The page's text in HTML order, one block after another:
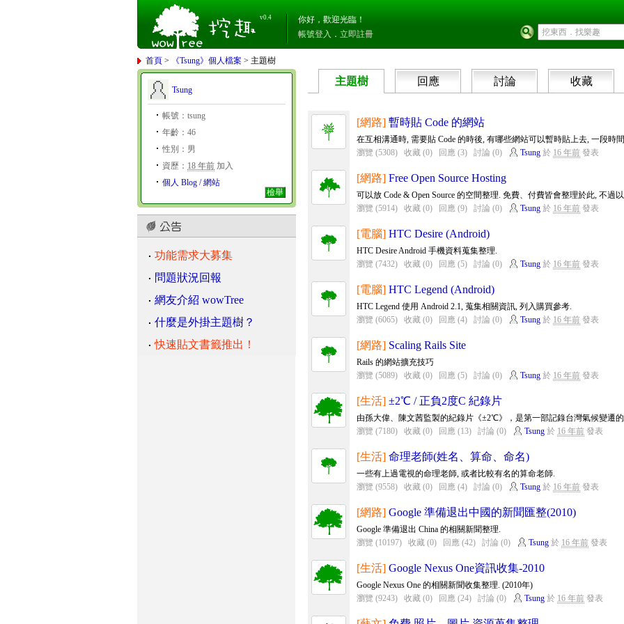
v0.4
你好，歡迎光臨！
帳號登入 ． 立即註冊
首頁 > 《Tsung》個人檔案 > 主題樹
Tsung
帳號：tsung
年齡：46
性別：男
資歷： 18 年前 加入
個人 Blog / 網站
檢舉
功能需求大募集
問題狀況回報
網友介紹 wowTree
什麼是外掛主題樹？
快速貼文書籤推出！
主題樹 回應 討論 收藏
[網路] 暫時貼 Code 的網站
在互相溝通時, 需要貼 Code 的時後, 有哪些網站可以暫時貼上去, 一段時
瀏覽 (5308)
收藏 (0) 回應 (3) 討論 (0) Tsung 於 16 年前 發表
[網路] Free Open Source Hosting
可以放 Code & Open Source 的空間整理. 免費、付費皆會整理於此, 不過
瀏覽 (5914)
收藏 (0) 回應 (9) 討論 (0) Tsung 於 16 年前 發表
[電腦] HTC Desire (Android)
HTC Desire Android 手機資料蒐集整理.
瀏覽 (7432)
收藏 (0) 回應 (5) 討論 (0) Tsung 於 16 年前 發表
[電腦] HTC Legend (Android)
HTC Legend 使用 Android 2.1, 蒐集相關資訊, 列入購買參考.
瀏覽 (6065)
收藏 (0) 回應 (4) 討論 (0) Tsung 於 16 年前 發表
[網路] Scaling Rails Site
Rails 的網站擴充技巧
瀏覽 (5089)
收藏 (0) 回應 (5) 討論 (0) Tsung 於 16 年前 發表
[生活] ±2℃ / 正負2度C 紀錄片
由孫大偉、陳文茜監製的紀錄片《±2℃》，是第一部記錄台灣氣候變遷
瀏覽 (7180)
收藏 (0) 回應 (13) 討論 (0) Tsung 於 16 年前 發表
[生活] 命理老師(姓名、算命、命名)
一些有上過電視的命理老師, 或者比較有名的算命老師.
瀏覽 (9558)
收藏 (0) 回應 (4) 討論 (0) Tsung 於 16 年前 發表
[網路] Google 準備退出中國的新聞匯整(2010)
Google 準備退出 China 的相關新聞整理.
瀏覽 (10197)
收藏 (0) 回應 (42) 討論 (0) Tsung 於 16 年前 發表
[生活] Google Nexus One資訊收集-2010
Google Nexus One 的相關新聞收集整理. (2010年)
瀏覽 (9243)
收藏 (0) 回應 (24) 討論 (0) Tsung 於 16 年前 發表